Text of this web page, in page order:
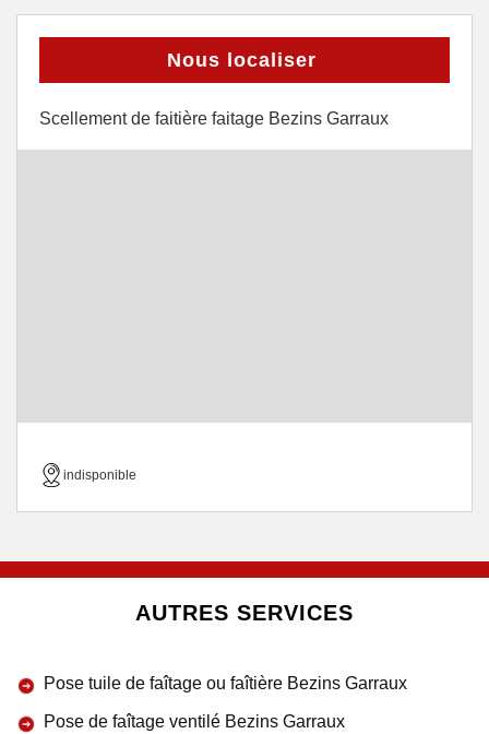
Nous localiser
Scellement de faitière faitage Bezins Garraux
indisponible
AUTRES SERVICES
Pose tuile de faîtage ou faîtière Bezins Garraux
Pose de faîtage ventilé Bezins Garraux